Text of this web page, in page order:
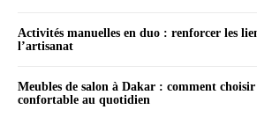
Activités manuelles en duo : renforcer les
l’artisanat
Meubles de salon à Dakar : comment
confortable au quotidien